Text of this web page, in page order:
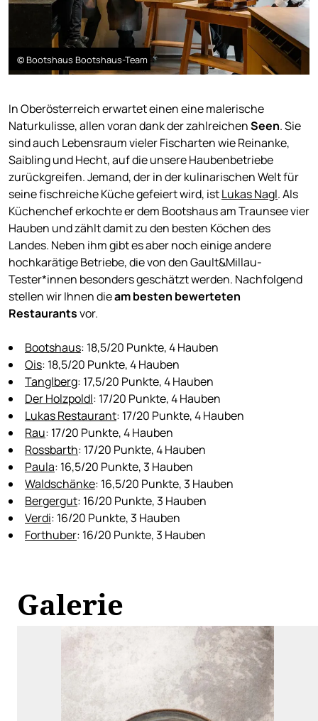
© Bootshaus Bootshaus-Team
In Oberösterreich erwartet einen eine malerische
Naturkulisse, allen voran dank der zahlreichenSeen. Sie
sind auch Lebensraum vieler Fischarten wie Reinanke,
Saibling und Hecht, auf die unsere Haubenbetriebe
zurückgreifen. Jemand, der in der kulinarischen Welt für
seine fischreiche Küche gefeiert wird, istLukas Nagl. Als
Küchenchef erkochte er dem Bootshaus am Traunsee vier
Hauben und zählt damit zu den besten Köchen des
Landes. Neben ihm gibt es aber noch einige andere
hochkarätige Betriebe, die von den Gault&Millau-
Tester*innen besonders geschätzt werden. Nachfolgend
stellen wir Ihnen dieam besten bewerteten
Restaurantsvor.
Bootshaus: 18,5/20 Punkte, 4 Hauben
Ois: 18,5/20 Punkte, 4 Hauben
Tanglberg: 17,5/20 Punkte, 4 Hauben
Der Holzpoldl: 17/20 Punkte, 4 Hauben
Lukas Restaurant: 17/20 Punkte, 4 Hauben
Rau: 17/20 Punkte, 4 Hauben
Rossbarth: 17/20 Punkte, 4 Hauben
Paula: 16,5/20 Punkte, 3 Hauben
Waldschänke: 16,5/20 Punkte, 3 Hauben
Bergergut: 16/20 Punkte, 3 Hauben
Verdi: 16/20 Punkte, 3 Hauben
Forthuber: 16/20 Punkte, 3 Hauben
Galerie